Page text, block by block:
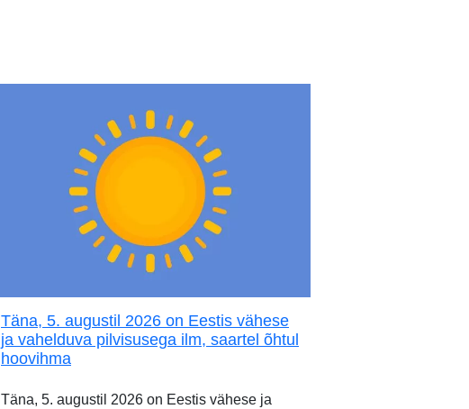
Täna, 5. augustil 2026 on Eestis vähese
ja vahelduva pilvisusega ilm, saartel õhtul
hoovihma
Täna, 5. augustil 2026 on Eestis vähese ja